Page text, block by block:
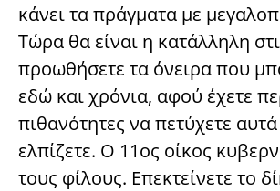
κάνει τα πράγματα με
Τώρα θα είναι η κατάλληλη
προωθήσετε τα όνειρα που
εδώ και χρόνια, αφού έχετε
πιθανότητες να πετύχετε
ελπίζετε. Ο 11ος οίκος
τους φίλους. Επεκτείνετε το